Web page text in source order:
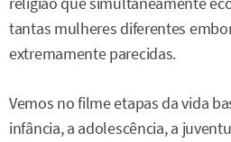
tantas mulheres diferentes
extremamente parecidas.
Vemos no filme etapas da vida
infância, a adolescência, a